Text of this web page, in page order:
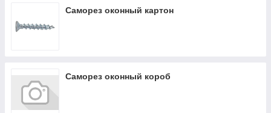
Саморез оконный картон
Саморез оконный короб